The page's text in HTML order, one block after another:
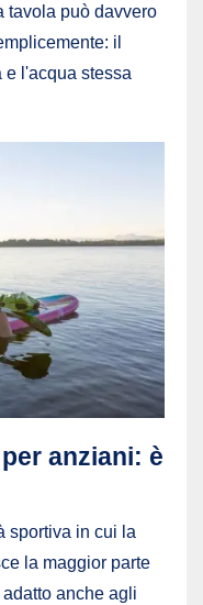
tavola può davvero
il
e l'acqua stessa
anziani: è
sportiva in cui la
la maggior parte
anche agli